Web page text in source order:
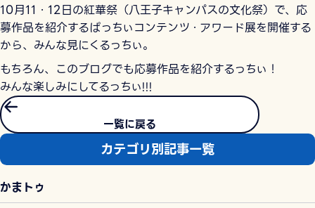
10月11・12日の紅華祭（八王子キャンパスの文化祭）で、応
募作品を紹介するぱっちぃコンテンツ・アワード展を開催する
から、みんな見にくるっちぃ。
もちろん、このブログでも応募作品を紹介するっちぃ！
みんな楽しみにしてるっちぃ!!!
一覧に戻る
カテゴリ別記事一覧
かまトゥ